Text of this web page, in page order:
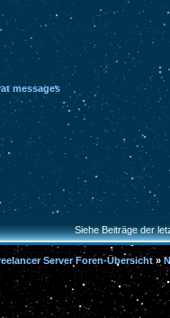
messages
Siehe Beiträge der
Server Foren-Übersicht »